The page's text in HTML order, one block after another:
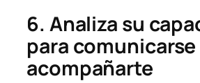
6. Analiza su
para comunicarse
acompañarte